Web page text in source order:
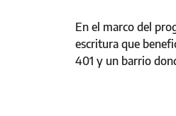
En el marco del
escritura que
401 y un barrio